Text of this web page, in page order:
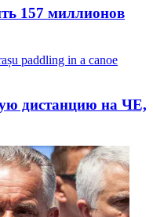
157 миллионов
дистанцию на ЧЕ,